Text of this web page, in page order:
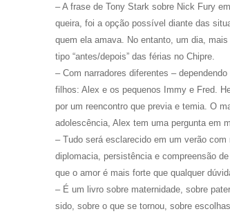
– A frase de Tony Stark sobre Nick Fury em
queira, foi a opção possível diante das
quem ela amava. No entanto, um dia,
tipo “antes/depois” das férias no Chipre.
– Com narradores diferentes –
filhos: Alex e os pequenos Immy e Fred.
por um reencontro que previa e temia. O
adolescência, Alex tem uma pergunta em
– Tudo será esclarecido em um verão
diplomacia, persistência e compreensão
que o amor é mais forte que qualquer
– É um livro sobre maternidade, sobre
sido, sobre o que se tornou, sobre